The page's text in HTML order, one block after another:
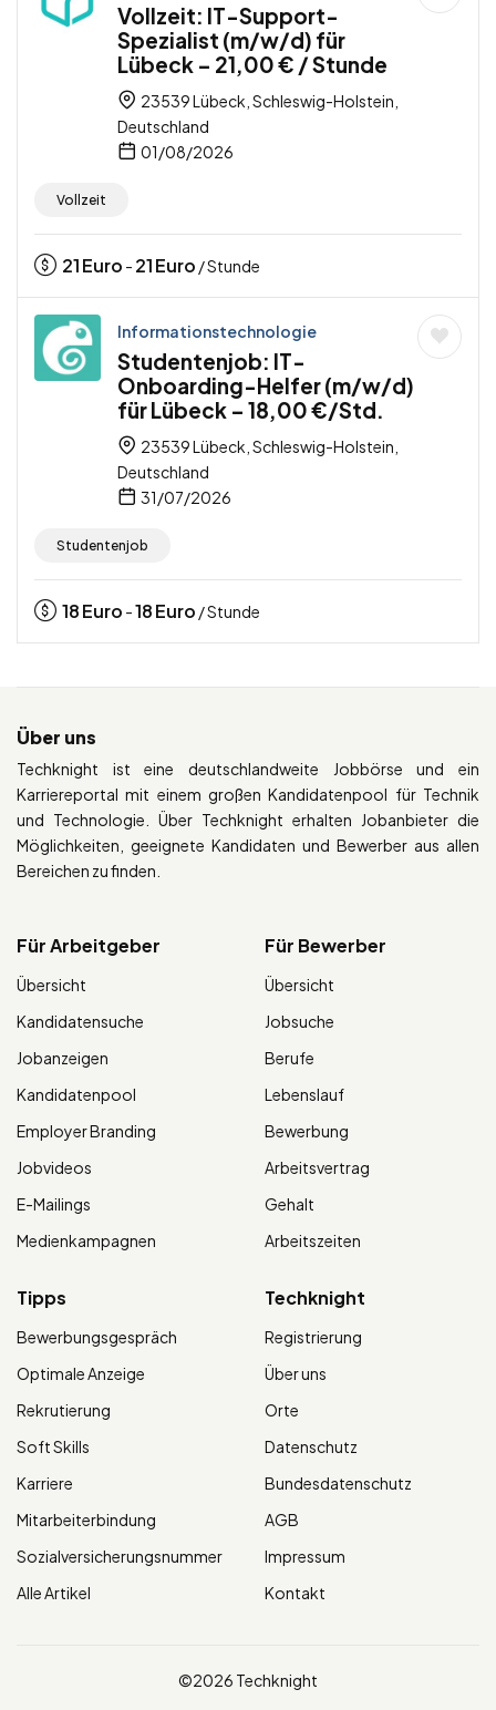
Vollzeit: IT-Support-
Spezialist (m/w/d) für
Lübeck – 21,00 € / Stunde
23539 Lübeck, Schleswig-Holstein,
Deutschland
01/08/2026
Vollzeit
21Euro - 21Euro / Stunde
Informationstechnologie
Studentenjob: IT-
Onboarding-Helfer (m/w/d)
für Lübeck – 18,00 €/Std.
23539 Lübeck, Schleswig-Holstein,
Deutschland
31/07/2026
Studentenjob
18Euro -18Euro / Stunde
Über uns
Techknight ist eine deutschlandweite Jobbörse und ein
Karriereportal mit einem großen Kandidatenpool für Technik
und Technologie. Über Techknight erhalten Jobanbieter die
Möglichkeiten, geeignete Kandidaten und Bewerber aus allen
Bereichen zu finden.
Für Arbeitgeber
Übersicht
Kandidatensuche
Jobanzeigen
Kandidatenpool
Employer Branding
Jobvideos
E-Mailings
Medienkampagnen
Für Bewerber
Übersicht
Jobsuche
Berufe
Lebenslauf
Bewerbung
Arbeitsvertrag
Gehalt
Arbeitszeiten
Tipps
Bewerbungsgespräch
Optimale Anzeige
Rekrutierung
Soft Skills
Karriere
Mitarbeiterbindung
Sozialversicherungsnummer
Alle Artikel
Techknight
Registrierung
Über uns
Orte
Datenschutz
Bundesdatenschutz
AGB
Impressum
Kontakt
©2026 Techknight